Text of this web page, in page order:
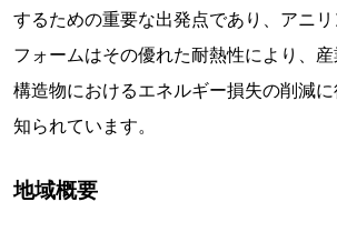
するための重要な出発点であり、アニ
フォームはその優れた耐熱性により、
構造物におけるエネルギー損失の削減に
知られています。
地域概要